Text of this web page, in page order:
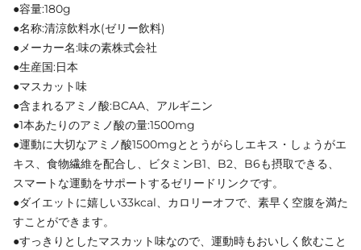
●容量:180g
●名称:清涼飲料水(ゼリー飲料)
●メーカー名:味の素株式会社
●生産国:日本
●マスカット味
●含まれるアミノ酸:BCAA、アルギニン
●1本あたりのアミノ酸の量:1500mg
●運動に大切なアミノ酸1500mgととうがらしエキス・しょうがエ
キス、食物繊維を配合し、ビタミンB1、B2、B6も摂取できる、
スマートな運動をサポートするゼリードリンクです。
●ダイエットに嬉しい33kcal、カロリーオフで、素早く空腹を満た
すことができます。
●すっきりとしたマスカット味なので、運動時もおいしく飲むこと